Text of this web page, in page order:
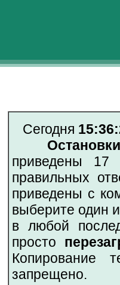
Сегодня
приведены
правильных
приведены с
выберите один
в любой
просто
Копирование
запрещено.